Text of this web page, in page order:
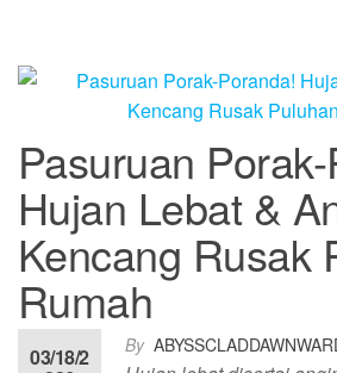
Pasuruan
Hujan Lebat &
Kencang Rusak
Rumah
By
03/18/2